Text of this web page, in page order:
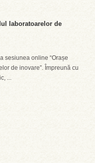
laboratoarelor de
sesiunea online “Orașe
de inovare”. Împreună cu
...